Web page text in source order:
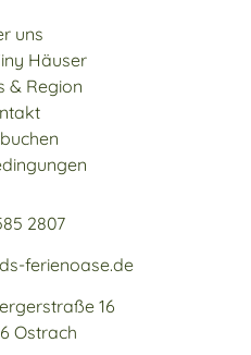
uns
Häuser
& Region
2807
ferienoase.de
16
Ostrach